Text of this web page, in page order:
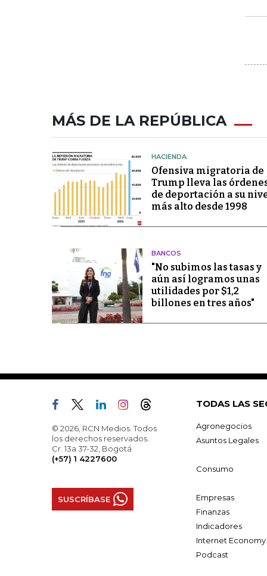
MÁS DE LA REPÚBLICA
HACIENDA
Ofensiva migratoria de
Trump lleva las
de deportación a su
más alto desde 1998
BANCOS
"No subimos las tasas y
aún así logramos unas
utilidades por $1,2
billones en tres años"
© 2026, RCN Medios. Todos
los derechos reservados.
Cr. 13a 37-32, Bogotá
(+57) 1 4227600
SUSCRÍBASE
TODAS LAS
Agronegocios
Asuntos Legales
Consumo
Empresas
Finanzas
Indicadores
Internet Economy
Podcast